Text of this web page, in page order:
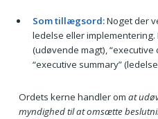
Som tillægsord:Noget der
ledelse eller implementering.
(udøvende magt), “executive
“executive summary”
Ordets kerne handler om at
myndighed til at omsætte